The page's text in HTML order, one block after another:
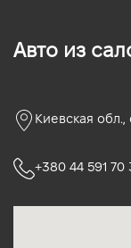
Авто из
Киевская обл.,
+380 44 591 70